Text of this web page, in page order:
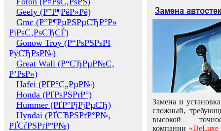
Geely (Р”Р¶РёР»Рё)
Gmc (Р”Р¶РµРЅРµСЂР°Р»
РјРѕС‚РѕСЂСЃ)
Gonow Troy (Р“РѕРЅРѕРІ
РўСЂРѕР№)
Great Wall (Р“СЂРµР№С‚
Р’РѕР»)
Hafei (РҐР°С„РµР№)
Honda (РҐРѕРЅРґР°)
Hummer (РҐР°РјРјРµСЂ)
Hyndai (РҐСЋРЅРґР°Р№,
РҐСѓРЅРґР°Р№)
Замена
Замена и
сложный,
высокой
компании «DeLuxe